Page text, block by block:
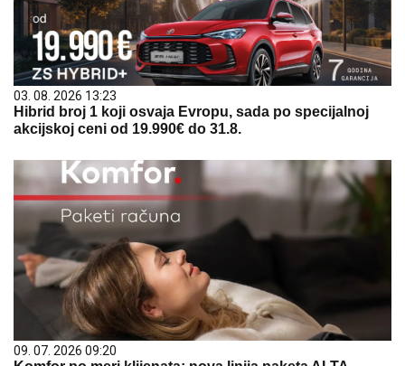
03. 08. 2026 13:23
Hibrid broj 1 koji osvaja Evropu, sada po specijalnoj
akcijskoj ceni od 19.990€ do 31.8.
09. 07. 2026 09:20